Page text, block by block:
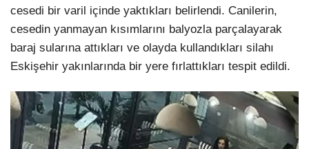
cesedi bir varil içinde yaktıkları belirlendi. Canilerin,
cesedin yanmayan kısımlarını balyozla parçalayarak
baraj sularına attıkları ve olayda kullandıkları silahı
Eskişehir yakınlarında bir yere fırlattıkları tespit edildi.